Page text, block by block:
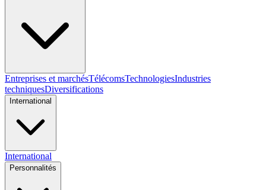
Entreprises et marchésTélécomsTechnologiesIndustries
techniquesDiversifications
International
International
Personnalités